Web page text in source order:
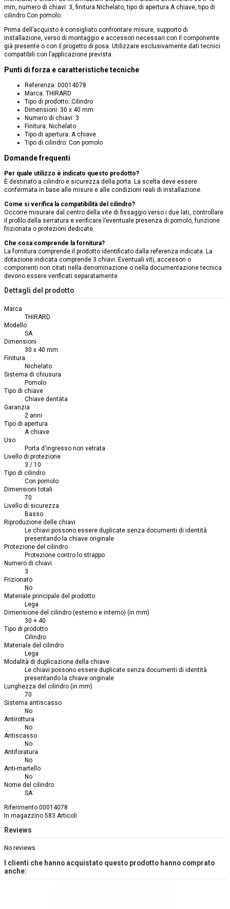
mm, numero di chiavi: 3, finitura Nichelato, tipo di apertura A chiave, tipo di
cilindro Con pomolo.
Prima dell’acquisto è consigliato confrontare misure, supporto di
installazione, verso di montaggio e accessori necessari con il componente
già presente o con il progetto di posa. Utilizzare esclusivamente dati tecnici
compatibili con l’applicazione prevista.
Punti di forza e caratteristiche tecniche
Referenza: 00014078
Marca: THIRARD
Tipo di prodotto: Cilindro
Dimensioni: 30 x 40 mm
Numero di chiavi: 3
Finitura: Nichelato
Tipo di apertura: A chiave
Tipo di cilindro: Con pomolo
Domande frequenti
Per quale utilizzo è indicato questo prodotto?
È destinato a cilindro e sicurezza della porta. La scelta deve essere
confermata in base alle misure e alle condizioni reali di installazione.
Come si verifica la compatibilità del cilindro?
Occorre misurare dal centro della vite di fissaggio verso i due lati, controllare
il profilo della serratura e verificare l’eventuale presenza di pomolo, funzione
frizionata o protezioni dedicate.
Che cosa comprende la fornitura?
La fornitura comprende il prodotto identificato dalla referenza indicata. La
dotazione indicata comprende 3 chiavi. Eventuali viti, accessori o
componenti non citati nella denominazione o nella documentazione tecnica
devono essere verificati separatamente.
Dettagli del prodotto
Marca
THIRARD
Modello
SA
Dimensioni
30 x 40 mm
Finitura
Nichelato
Sistema di chiusura
Pomolo
Tipo di chiave
Chiave dentata
Garanzia
2 anni
Tipo di apertura
A chiave
Uso
Porta d'ingresso non vetrata
Livello di protezione
3 / 10
Tipo di cilindro
Con pomolo
Dimensioni totali
70
Livello di sicurezza
Basso
Riproduzione delle chiavi
Le chiavi possono essere duplicate senza documenti di identità
presentando la chiave originale
Protezione del cilindro
Protezione contro lo strappo
Numero di chiavi
3
Frizionato
No
Materiale principale del prodotto
Lega
Dimensione del cilindro (esterno e interno) (in mm)
30 + 40
Tipo di prodotto
Cilindro
Materiale del cilindro
Lega
Modalità di duplicazione della chiave
Le chiavi possono essere duplicate senza documenti di identità
presentando la chiave originale
Lunghezza del cilindro (in mm)
70
Sistema antiscasso
No
Antirottura
No
Antiscasso
No
Antiforatura
No
Anti-martello
No
Nome del cilindro
SA
Riferimento 00014078
In magazzino 583 Articoli
Reviews
No reviews
I clienti che hanno acquistato questo prodotto hanno comprato
anche: